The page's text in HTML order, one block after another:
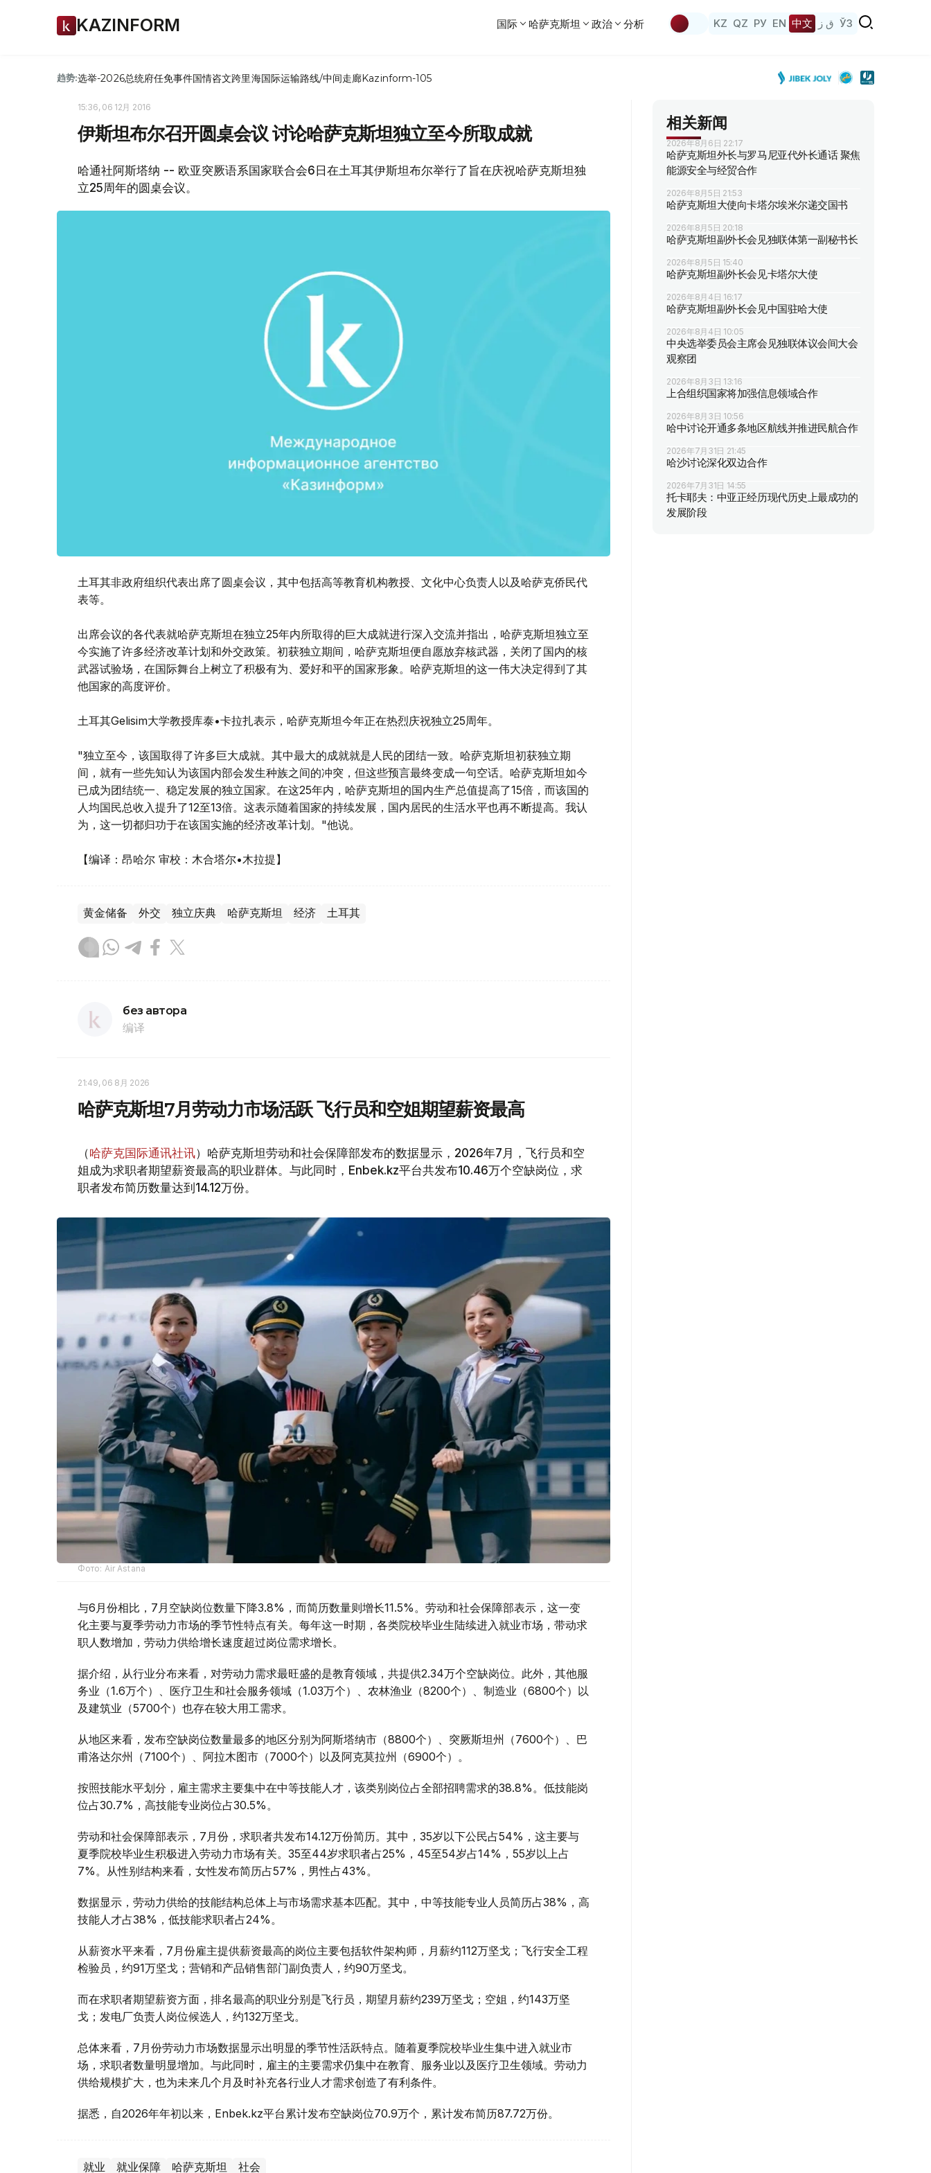
KAZINFORM 国际 哈萨克斯坦 政治 分析 KZ QZ РУ EN 中文 ق ز ЎЗ
趋势:选举-2026总统府任免事件国情咨文跨里海国际运输路线/中间走廊Kazinform-105
15:36, 06 12月 2016
伊斯坦布尔召开圆桌会议 讨论哈萨克斯坦独立至今所取成就
哈通社阿斯塔纳 -- 欧亚突厥语系国家联合会6日在土耳其伊斯坦布尔举行了旨在庆祝哈萨克斯坦独
立25周年的圆桌会议。
土耳其非政府组织代表出席了圆桌会议，其中包括高等教育机构教授、文化中心负责人以及哈萨克侨民代
表等。
出席会议的各代表就哈萨克斯坦在独立25年内所取得的巨大成就进行深入交流并指出，哈萨克斯坦独立至
今实施了许多经济改革计划和外交政策。初获独立期间，哈萨克斯坦便自愿放弃核武器，关闭了国内的核
武器试验场，在国际舞台上树立了积极有为、爱好和平的国家形象。哈萨克斯坦的这一伟大决定得到了其
他国家的高度评价。
土耳其Gelisim大学教授库泰•卡拉扎表示，哈萨克斯坦今年正在热烈庆祝独立25周年。
"独立至今，该国取得了许多巨大成就。其中最大的成就就是人民的团结一致。哈萨克斯坦初获独立期
间，就有一些先知认为该国内部会发生种族之间的冲突，但这些预言最终变成一句空话。哈萨克斯坦如今
已成为团结统一、稳定发展的独立国家。在这25年内，哈萨克斯坦的国内生产总值提高了15倍，而该国的
人均国民总收入提升了12至13倍。这表示随着国家的持续发展，国内居民的生活水平也再不断提高。我认
为，这一切都归功于在该国实施的经济改革计划。"他说。
【编译：昂哈尔 审校：木合塔尔•木拉提】
黄金储备 外交 独立庆典 哈萨克斯坦 经济 土耳其
без автора
编译
21:49, 06 8月 2026
哈萨克斯坦7月劳动力市场活跃 飞行员和空姐期望薪资最高
（哈萨克国际通讯社讯）哈萨克斯坦劳动和社会保障部发布的数据显示，2026年7月，飞行员和空
姐成为求职者期望薪资最高的职业群体。与此同时，Enbek.kz平台共发布10.46万个空缺岗位，求
职者发布简历数量达到14.12万份。
Фото: Air Astana
与6月份相比，7月空缺岗位数量下降3.8%，而简历数量则增长11.5%。劳动和社会保障部表示，这一变
化主要与夏季劳动力市场的季节性特点有关。每年这一时期，各类院校毕业生陆续进入就业市场，带动求
职人数增加，劳动力供给增长速度超过岗位需求增长。
据介绍，从行业分布来看，对劳动力需求最旺盛的是教育领域，共提供2.34万个空缺岗位。此外，其他服
务业（1.6万个）、医疗卫生和社会服务领域（1.03万个）、农林渔业（8200个）、制造业（6800个）以
及建筑业（5700个）也存在较大用工需求。
从地区来看，发布空缺岗位数量最多的地区分别为阿斯塔纳市（8800个）、突厥斯坦州（7600个）、巴
甫洛达尔州（7100个）、阿拉木图市（7000个）以及阿克莫拉州（6900个）。
按照技能水平划分，雇主需求主要集中在中等技能人才，该类别岗位占全部招聘需求的38.8%。低技能岗
位占30.7%，高技能专业岗位占30.5%。
劳动和社会保障部表示，7月份，求职者共发布14.12万份简历。其中，35岁以下公民占54%，这主要与
夏季院校毕业生积极进入劳动力市场有关。35至44岁求职者占25%，45至54岁占14%，55岁以上占
7%。从性别结构来看，女性发布简历占57%，男性占43%。
数据显示，劳动力供给的技能结构总体上与市场需求基本匹配。其中，中等技能专业人员简历占38%，高
技能人才占38%，低技能求职者占24%。
从薪资水平来看，7月份雇主提供薪资最高的岗位主要包括软件架构师，月薪约112万坚戈；飞行安全工程
检验员，约91万坚戈；营销和产品销售部门副负责人，约90万坚戈。
而在求职者期望薪资方面，排名最高的职业分别是飞行员，期望月薪约239万坚戈；空姐，约143万坚
戈；发电厂负责人岗位候选人，约132万坚戈。
总体来看，7月份劳动力市场数据显示出明显的季节性活跃特点。随着夏季院校毕业生集中进入就业市
场，求职者数量明显增加。与此同时，雇主的主要需求仍集中在教育、服务业以及医疗卫生领域。劳动力
供给规模扩大，也为未来几个月及时补充各行业人才需求创造了有利条件。
据悉，自2026年年初以来，Enbek.kz平台累计发布空缺岗位70.9万个，累计发布简历87.72万份。
就业 就业保障 哈萨克斯坦 社会
相关新闻
2026年8月6日 22:17
哈萨克斯坦外长与罗马尼亚代外长通话 聚焦
能源安全与经贸合作
2026年8月5日 21:53
哈萨克斯坦大使向卡塔尔埃米尔递交国书
2026年8月5日 20:18
哈萨克斯坦副外长会见独联体第一副秘书长
2026年8月5日 15:40
哈萨克斯坦副外长会见卡塔尔大使
2026年8月4日 16:17
哈萨克斯坦副外长会见中国驻哈大使
2026年8月4日 10:05
中央选举委员会主席会见独联体议会间大会
观察团
2026年8月3日 13:16
上合组织国家将加强信息领域合作
2026年8月3日 10:56
哈中讨论开通多条地区航线并推进民航合作
2026年7月31日 21:45
哈沙讨论深化双边合作
2026年7月31日 14:55
托卡耶夫：中亚正经历现代历史上最成功的
发展阶段